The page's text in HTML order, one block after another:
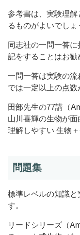
参考書は、実験理
るものがよいでしょ
同志社の一問一答
記をすることはお勧
一問一答は実験の
では一定以上の点数
田部先生の77講（
山川喜輝の生物が
理解しやすい 生物
問題集
標準レベルの知識
す。
リードシリーズ（